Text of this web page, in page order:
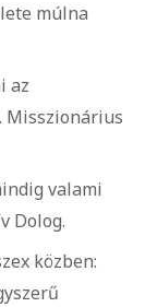
múlna
az
Misszionárius
valami
Dolog.
közben: